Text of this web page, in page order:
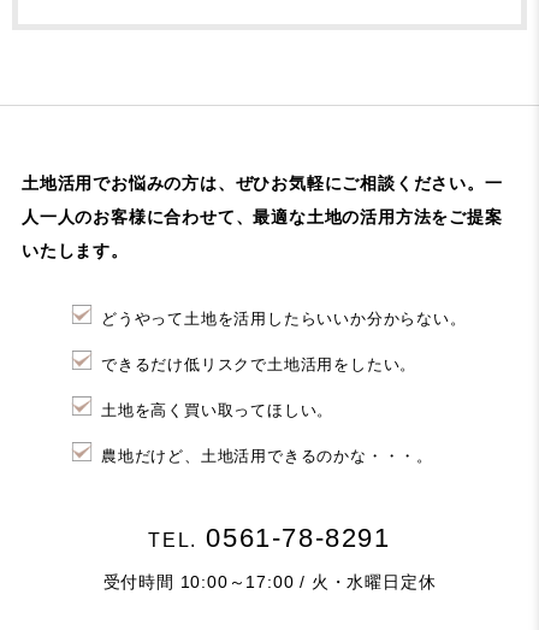
土地活用でお悩みの方は、ぜひお気軽にご相談ください。 一
人一人のお客様に合わせて、最適な土地の活用方法をご提案
いたします。
どうやって土地を活用したらいいか分からない。
できるだけ低リスクで土地活用をしたい。
土地を高く買い取ってほしい。
農地だけど、土地活用できるのかな・・・。
TEL. 0561-78-8291
受付時間 10:00～17:00 / 火・水曜日定休